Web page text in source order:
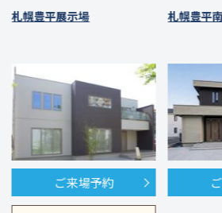
札幌豊平展示場
ご来場予約
札幌豊平